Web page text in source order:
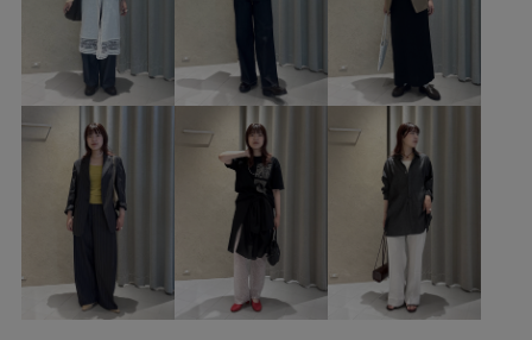
2512JUNPRESS対象商品 26SS_salon_BAGSHOSE
26SS_salon_BAG_SHOSE 26SS_salon_ceremony
Tシャツ Vネック きれいめ
アクセサリー アンサンブル アームカバー オフィス
オンにもオフにも オープンカラー カシミヤ
カジュアル クラフト感 コットン コットン100%
サイズ調整 サイドカット シャツ シャープ